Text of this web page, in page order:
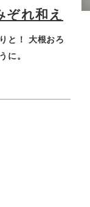
れ和え
と！
大根おろ
に。